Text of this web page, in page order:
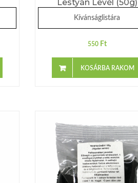
Lestyán Levél (50g)
Kívánságlistára
550 Ft
KOSÁRBA RAKOM